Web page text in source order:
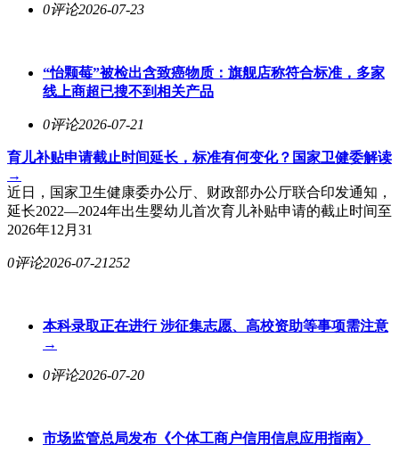
0评论2026-07-23
“怡颗莓”被检出含致癌物质：旗舰店称符合标准，多家
线上商超已搜不到相关产品
0评论2026-07-21
育儿补贴申请截止时间延长，标准有何变化？国家卫健委解读
→
近日，国家卫生健康委办公厅、财政部办公厅联合印发通知，
延长2022—2024年出生婴幼儿首次育儿补贴申请的截止时间至
2026年12月31
0评论2026-07-21252
本科录取正在进行 涉征集志愿、高校资助等事项需注意
→
0评论2026-07-20
市场监管总局发布《个体工商户信用信息应用指南》